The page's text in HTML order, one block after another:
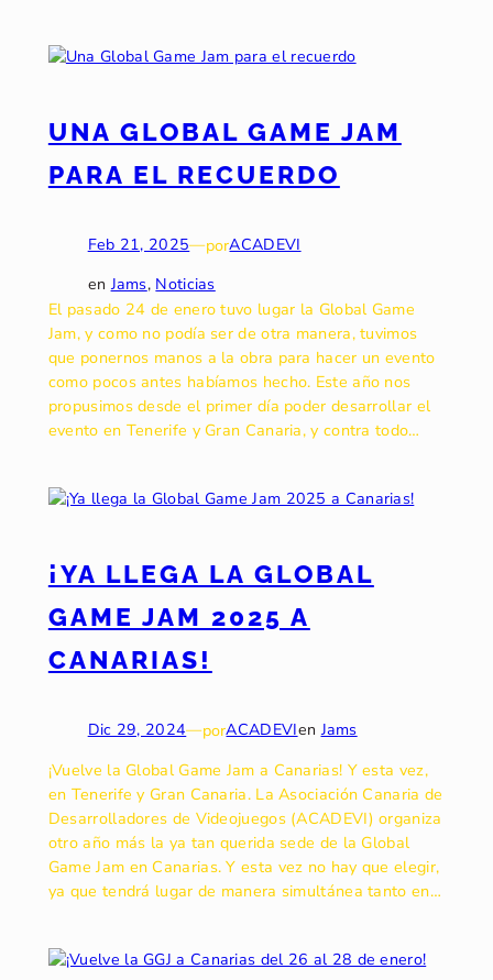
UNA GLOBAL GAME JAM
PARA EL RECUERDO
Feb 21, 2025—porACADEVI
en Jams, Noticias
El pasado 24 de enero tuvo lugar la Global Game
Jam, y como no podía ser de otra manera, tuvimos
que ponernos manos a la obra para hacer un evento
como pocos antes habíamos hecho. Este año nos
propusimos desde el primer día poder desarrollar el
evento en Tenerife y Gran Canaria, y contra todo…
¡YA LLEGA LA GLOBAL
GAME JAM 2025 A
CANARIAS!
Dic 29, 2024—porACADEVIen Jams
¡Vuelve la Global Game Jam a Canarias! Y esta vez,
en Tenerife y Gran Canaria. La Asociación Canaria de
Desarrolladores de Videojuegos (ACADEVI) organiza
otro año más la ya tan querida sede de la Global
Game Jam en Canarias. Y esta vez no hay que elegir,
ya que tendrá lugar de manera simultánea tanto en…